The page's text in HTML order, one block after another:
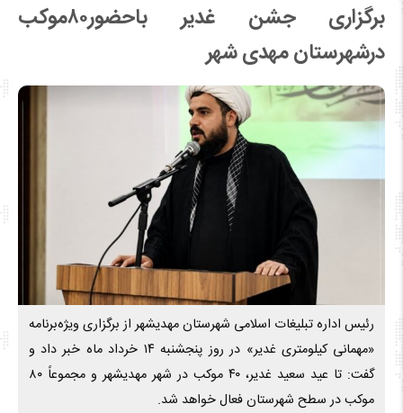
برگزاری جشن غدیر باحضور۸۰موکب
درشهرستان مهدی شهر
رئیس اداره تبلیغات اسلامی شهرستان مهدیشهر از برگزاری ویژه‌برنامه
«مهمانی کیلومتری غدیر» در روز پنجشنبه ۱۴ خرداد ماه خبر داد و
گفت: تا عید سعید غدیر، ۴۰ موکب در شهر مهدیشهر و مجموعاً ۸۰
موکب در سطح شهرستان فعال خواهد شد.